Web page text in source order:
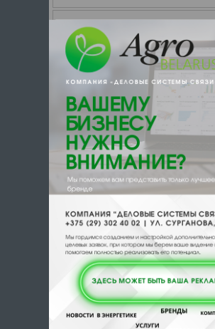
Мотоблок Weima WM 1100BE
Современный мотоблок
для выполнения широкого
работ: боронование,
обработка, пахота почв,
обработки картофеля,
для транспортирования грузов,
стационарных работ с
вала отбора